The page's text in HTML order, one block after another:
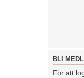
BLI
För att